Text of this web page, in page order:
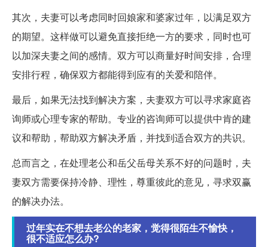
其次，夫妻可以考虑同时回娘家和婆家过年，以满足双方
的期望。这样做可以避免直接拒绝一方的要求，同时也可
以加深夫妻之间的感情。双方可以商量好时间安排，合理
安排行程，确保双方都能得到应有的关爱和陪伴。
最后，如果无法找到解决方案，夫妻双方可以寻求家庭咨
询师或心理专家的帮助。专业的咨询师可以提供中肯的建
议和帮助，帮助双方解决矛盾，并找到适合双方的共识。
总而言之，在处理老公和岳父岳母关系不好的问题时，夫
妻双方需要保持冷静、理性，尊重彼此的意见，寻求双赢
的解决办法。
过年实在不想去老公的老家，觉得很陌生不愉快，
很不适应怎么办?